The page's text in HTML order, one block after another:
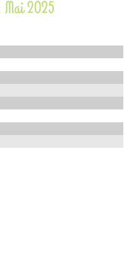
2025